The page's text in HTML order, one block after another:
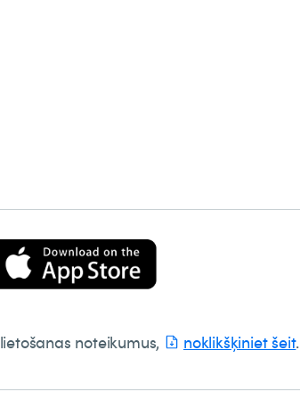
noteikumus, noklikšķiniet šeit.